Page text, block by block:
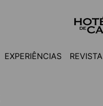
EXPERIÊNCIAS REVISTA